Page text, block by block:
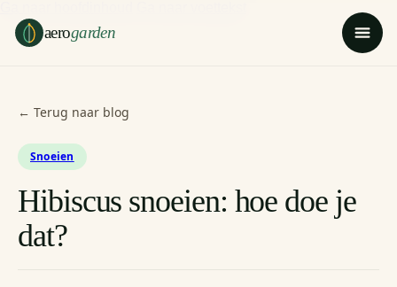
aerogarden
← Terug naar blog
Snoeien
Hibiscus snoeien: hoe doe je
dat?